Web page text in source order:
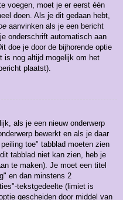
voegen, moet je er eerst één
doen. Als je dit gedaan hebt,
aanvinken als je een bericht
onderschrift automatisch aan
doe je door de bijhorende optie
is nog altijd mogelijk om het
plaatst).
als je een nieuw onderwerp
bewerkt en als je daar
toe" tabblad moeten zien
tabblad niet kan zien, heb je
te maken). Je moet een titel
en dan minstens 2
tekstgedeelte (limiet is
gescheiden door middel van